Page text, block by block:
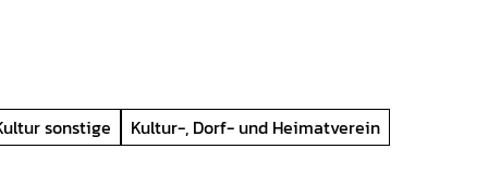
sonstige Kultur-, Dorf- und Heimatverein